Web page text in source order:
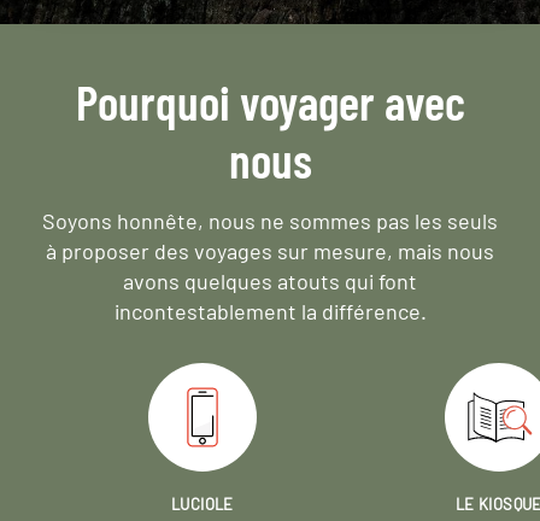
Pourquoi voyager avec
nous
Soyons honnête, nous ne sommes pas les seuls
à proposer des voyages sur mesure, mais nous
avons quelques atouts qui font
incontestablement la différence.
LUCIOLE
LE